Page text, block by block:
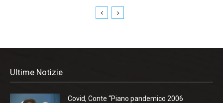
Ultime Notizie
Covid, Conte “Piano pandemico 2006